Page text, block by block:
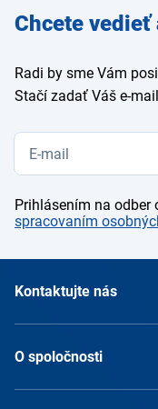
Zadajte
e-mail
Chcete vedieť
Radi by sme Vám
Stačí zadať Váš e-
Prihlásením na
spracovaním
Kontaktujte nás
O spoločnosti